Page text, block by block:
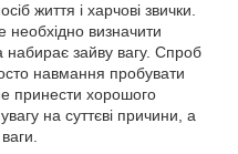
життя і харчові звички.
необхідно визначити
набирає зайву вагу. Спроб
навмання пробувати
принести хорошого
на суттєві причини, а